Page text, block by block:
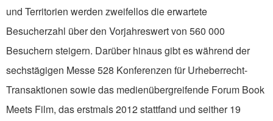
und Territorien werden zweifellos die erwartete
Besucherzahl über den Vorjahreswert von 560 000
Besuchern steigern. Darüber hinaus gibt es während der
sechstägigen Messe 528 Konferenzen für Urheberrecht-
Transaktionen sowie das medienübergreifende Forum Book
Meets Film, das erstmals 2012 stattfand und seither 19